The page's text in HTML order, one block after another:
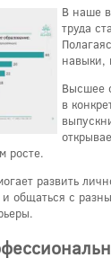
В наше
труда
навыки,
Высшее
в
росте.
развить
общаться с